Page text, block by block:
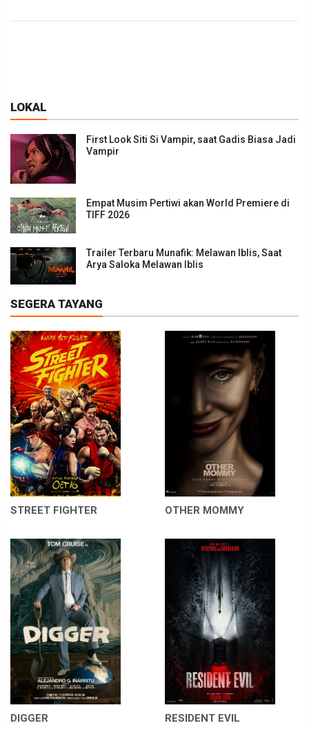
LOKAL
First Look Siti Si Vampir, saat Gadis Biasa Jadi
Vampir
Empat Musim Pertiwi akan World Premiere di
TIFF 2026
Trailer Terbaru Munafik: Melawan Iblis, Saat
Arya Saloka Melawan Iblis
SEGERA TAYANG
STREET FIGHTER OTHER MOMMY
DIGGER RESIDENT EVIL